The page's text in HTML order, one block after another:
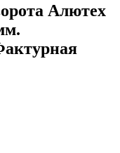
Алютех